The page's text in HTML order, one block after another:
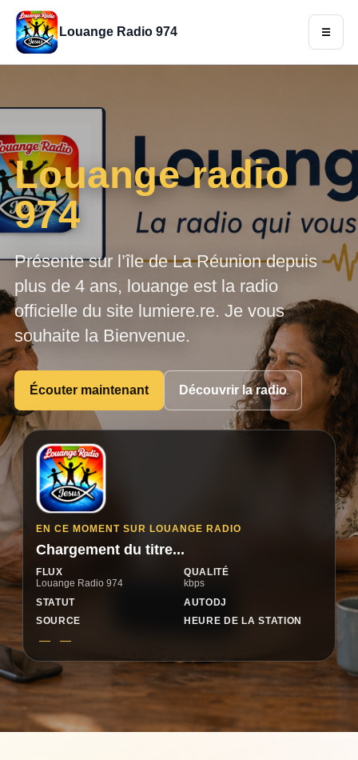
Louange Radio ☰
Louange radio
974
Présente sur l’île de La Réunion depuis
plus de 4 ans, louange est la radio
officielle du site lumiere.re. Je vous
souhaite la Bienvenue.
Écouter maintenant Découvrir la radio
EN CE MOMENT SUR LOUANGE RADIO
Chargement du titre...
FLUX
Louange Radio 974
QUALITÉ
kbps
STATUT
AUTODJ
SOURCE
HEURE DE LA STATION
— —